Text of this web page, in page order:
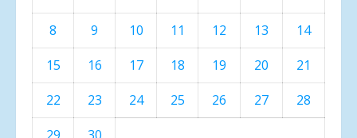
8
9 10 11 12 13
14
15
16 17 18 19 20
21
22
23 24 25 26 27
28